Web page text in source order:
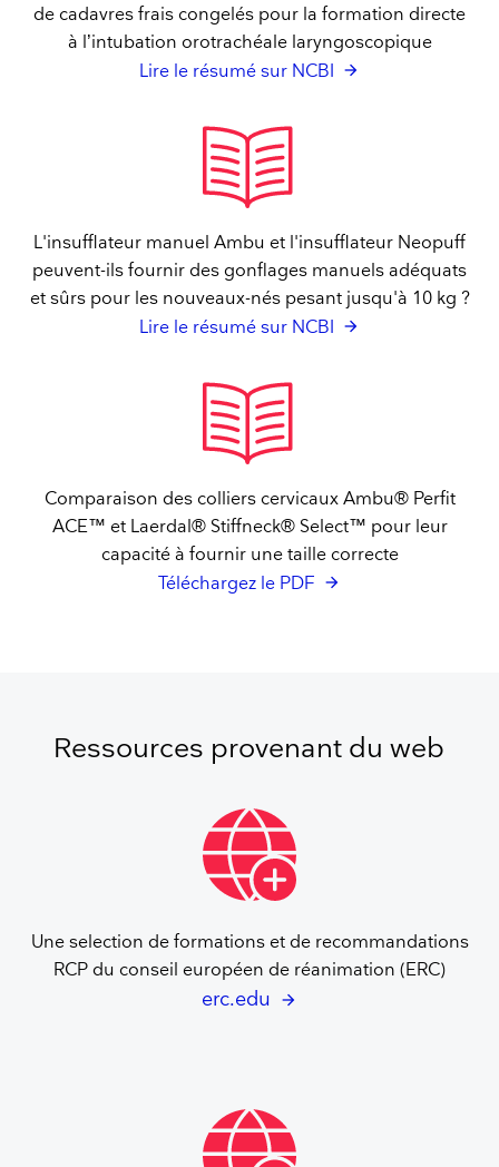
de cadavres frais congelés pour la formation directe
à l’intubation orotrachéale laryngoscopique
Lire le résumé sur NCBI​
L'insufflateur manuel Ambu et l'insufflateur Neopuff
peuvent-ils fournir des gonflages manuels adéquats
et sûrs pour les nouveaux-nés pesant jusqu'à 10 kg ?
Lire le résumé sur NCBI​
Comparaison des colliers cervicaux Ambu® Perfit
ACE™ et Laerdal® Stiffneck® Select™ pour leur
capacité à fournir une taille correcte
Téléchargez le PDF
Ressources provenant du web
Une selection de formations et de recommandations
RCP du conseil européen de réanimation (ERC)
erc.edu